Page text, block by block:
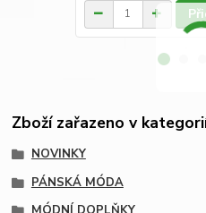
Zboží zařazeno v
NOVINKY
PÁNSKÁ MÓDA